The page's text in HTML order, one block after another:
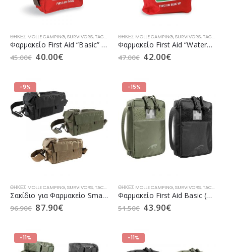
ΘΉΚΕΣ MOLLE CAMPING,SURVIVORS,TACTICAL ΑΞΕΣΟΥΆΡ ,ΕΠΙΧΕΙΡΗΣΙΑΚΌΣ ΕΞΟΠΛΙΣΜΌΣ
Φαρμακείο First Aid “Basic” Tatonka
45.00€ 40.00€
ΘΉΚΕΣ MOLLE CAMPING,SURVIVORS,TACTICAL ΑΞΕΣΟΥΆΡ
Φαρμακείο First Aid “Waterproof” της Tatonka
47.00€ 42.00€
-9%
ΘΉΚΕΣ MOLLE CAMPING,SURVIVORS,TACTICAL ΑΞΕΣΟΥΆΡ ,ΕΠΙΧΕΙΡΗΣΙΑΚΌΣ ΕΞΟΠΛΙΣΜΌΣ
Σακίδιο για Φαρμακείο Small Medic Pack MKII (TT 7588) της Tasmanian Tiger (σε 3 Χρώματα)
96.90€ 87.90€
-15%
ΘΉΚΕΣ MOLLE CAMPING,SURVIVORS,TACTICAL ΑΞΕΣΟΥΆΡ
Φαρμακείο First Aid Basic (TT 7317) της Tasmanian Tiger (σε 2 Χρώματα)
51.50€ 43.90€
-11% -11%